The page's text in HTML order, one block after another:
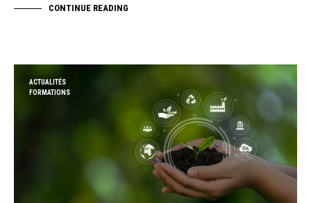
CONTINUE READING
ACTUALITÉS
FORMATIONS